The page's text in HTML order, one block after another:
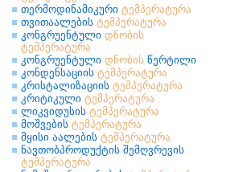
თერმოდინამიკური ტემპერატურა
თვითაალების ტემპერატურა
კონგრუენტული დნობის
ტემპერატურა
კონგრუენტული დნობის წერტილი
კონდენსაციის ტემპერატურა
კრისტალიზაციის ტემპერატურა
კრიტიკული ტემპერატურა
ლიკვიდუსის ტემპერატურა
მოშვების ტემპერატურა
მყისი აალების ტემპერატურა
ნავთობპროდუქტის შემღვრევის
ტემპერატურა